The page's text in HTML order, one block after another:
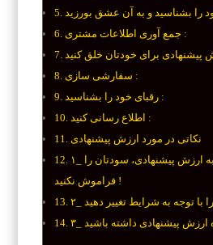
جمع آوری اطلاعات مشتری :
سفارشی سازی :
رقبای خود را بشناسید :
اطلاع رسانی کنید :
نکاتی در مورد ارزش پیشنهادی
۱_ با توجه بیش از حد به ارزش پیشنهادی، سودتان را
فراموش نکنید !